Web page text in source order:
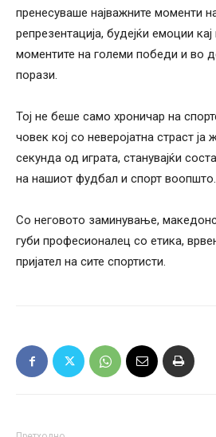
пренесуваше најважните моменти
репрезентација, будејќи емоции
моментите на големи победи и во
порази.
Тој не беше само хроничар на
човек кој со неверојатна страст ја
секунда од играта, станувајќи
на нашиот фудбал и спорт воопшто.
Со неговото заминување,
губи професионалец со етика,
пријател на сите спортисти.